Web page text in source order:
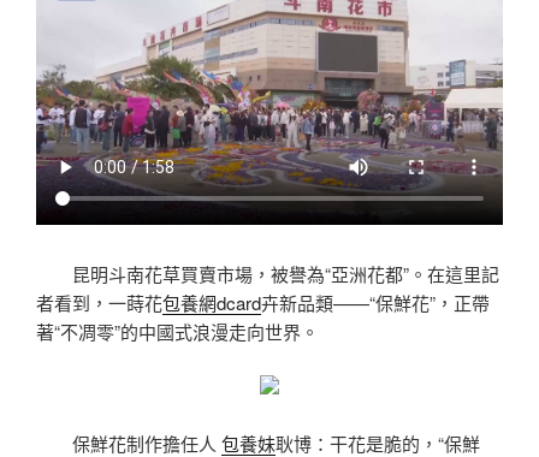
昆明斗南花草買賣市場，被譽為“亞洲花都”。在這里記
者看到，一蒔花包養網dcard卉新品類——“保鮮花”，正帶
著“不凋零”的中國式浪漫走向世界。
保鮮花制作擔任人 包養妹耿博：干花是脆的，“保鮮